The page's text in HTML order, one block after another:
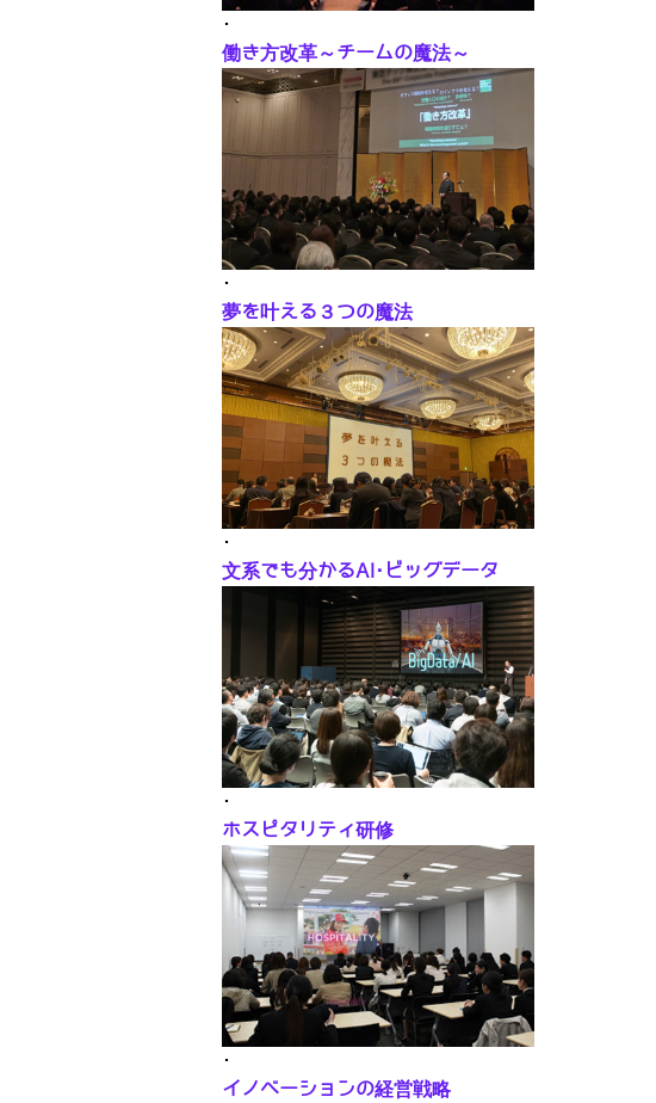
･
働き方改革～チームの魔法～
･
夢を叶える３つの魔法
･
文系でも分かるAI･ビッグデータ
･
ホスピタリティ研修
･
イノベーションの経営戦略